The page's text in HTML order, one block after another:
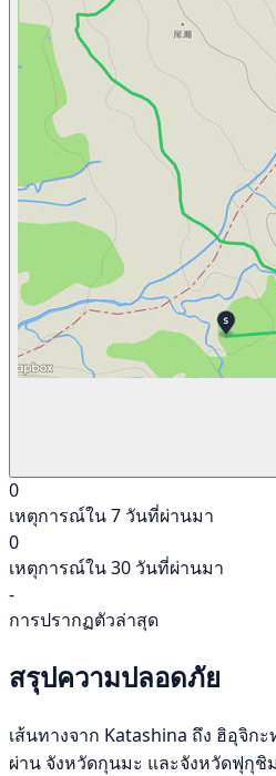
0
เหตุการณ์ใน 7 วันที่ผ่านมา
0
เหตุการณ์ใน 30 วันที่ผ่านมา
-
การปรากฏตัวล่าสุด
สรุปความปลอดภัย
เส้นทางจาก Katashina ถึง ฮิอุจิกะ
ผ่าน จังหวัดกุนมะ และจังหวัดฟุกุชิ